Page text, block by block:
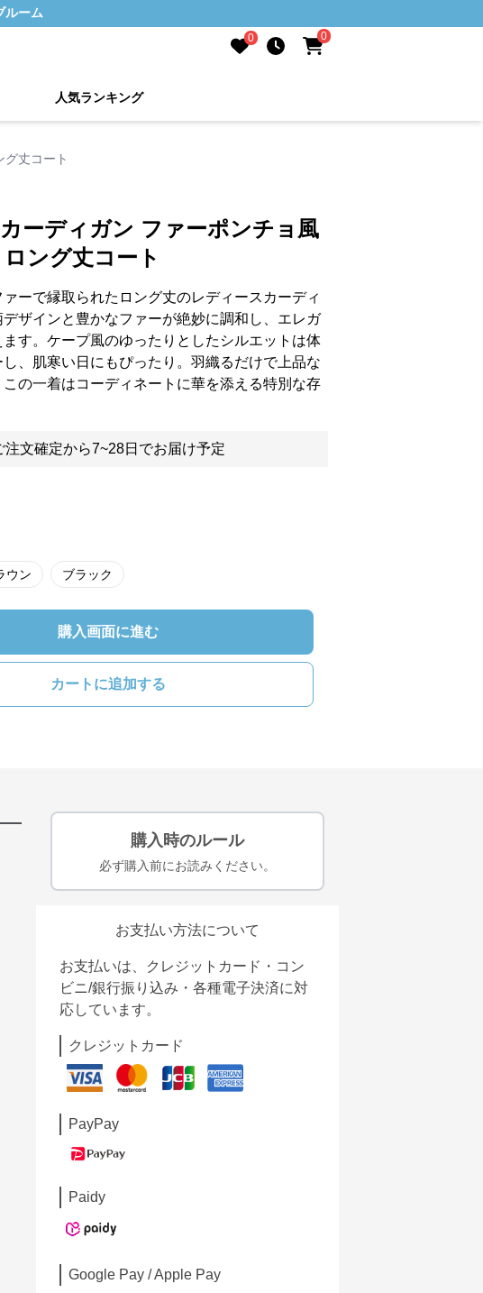
ルーム
0 0
人気ランキング
丈コート
ーディガン ファーポンチョ風
ング丈コート
ァーで縁取られたロング丈のレディースカーディ
ザインと豊かなファーが絶妙に調和し、エレガ
す。ケープ風のゆったりとしたシルエットは体
、肌寒い日にもぴったり。羽織るだけで上品な
の一着はコーディネートに華を添える特別な存
注文確定から7~28日でお届け予定
ウン ブラック
購入画面に進む
カートに追加する
購入時のルール
必ず購入前にお読みください。
お支払い方法について
お支払いは、クレジットカード・コン
ビニ/銀行振り込み・各種電子決済に対
応しています。
クレジットカード
PayPay
Paidy
Google Pay / Apple Pay